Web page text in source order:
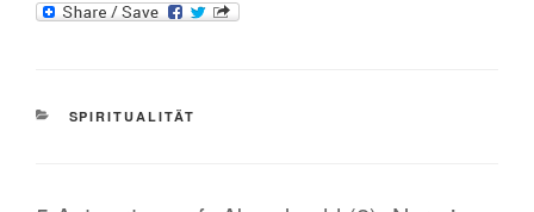
KATEGORIEN
SPIRITUALITÄT